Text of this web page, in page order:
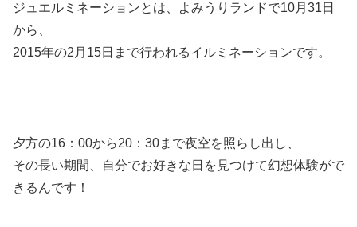
ジュエルミネーションとは、よみうりランドで10月31日
から、
2015年の2月15日まで行われるイルミネーションです。
夕方の16：00から20：30まで夜空を照らし出し、
その長い期間、自分でお好きな日を見つけて幻想体験がで
きるんです！